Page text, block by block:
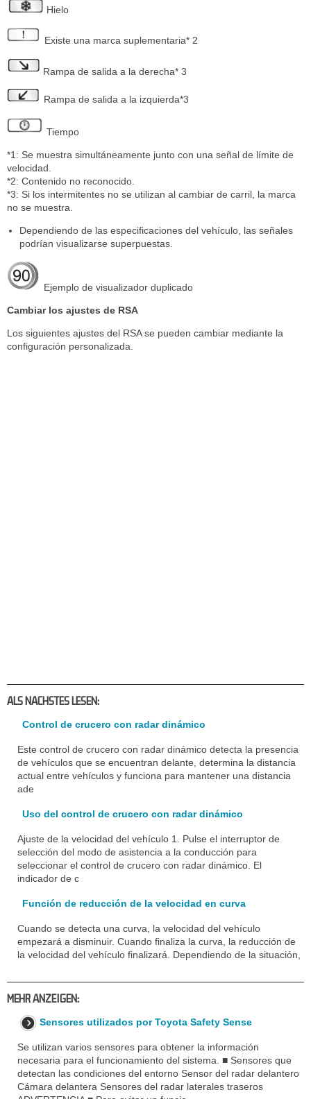
Hielo
Existe una marca suplementaria* 2
Rampa de salida a la derecha* 3
Rampa de salida a la izquierda*3
Tiempo
*1: Se muestra simultáneamente junto con una señal de límite de
velocidad.
*2: Contenido no reconocido.
*3: Si los intermitentes no se utilizan al cambiar de carril, la marca
no se muestra.
Dependiendo de las especificaciones del vehículo, las señales
podrían visualizarse superpuestas.
Ejemplo de visualizador duplicado
Cambiar los ajustes de RSA
Los siguientes ajustes del RSA se pueden cambiar mediante la
configuración personalizada.
ALS NACHSTES LESEN:
Control de crucero con radar dinámico
Este control de crucero con radar dinámico detecta la presencia
de vehículos que se encuentran delante, determina la distancia
actual entre vehículos y funciona para mantener una distancia
ade
Uso del control de crucero con radar dinámico
Ajuste de la velocidad del vehículo 1. Pulse el interruptor de
selección del modo de asistencia a la conducción para
seleccionar el control de crucero con radar dinámico. El
indicador de c
Función de reducción de la velocidad en curva
Cuando se detecta una curva, la velocidad del vehículo
empezará a disminuir. Cuando finaliza la curva, la reducción de
la velocidad del vehículo finalizará. Dependiendo de la situación,
MEHR ANZEIGEN:
Sensores utilizados por Toyota Safety Sense
Se utilizan varios sensores para obtener la información
necesaria para el funcionamiento del sistema. ■ Sensores que
detectan las condiciones del entorno Sensor del radar delantero
Cámara delantera Sensores del radar laterales traseros